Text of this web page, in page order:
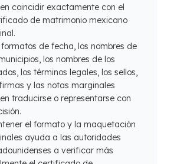
coincidir exactamente con el
de matrimonio mexicano
formatos de fecha, los nombres de
los nombres de los
los términos legales, los sellos,
y las notas marginales
traducirse o representarse con
el formato y la maquetación
ayuda a las autoridades
a verificar más